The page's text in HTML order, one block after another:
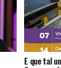
E que tal